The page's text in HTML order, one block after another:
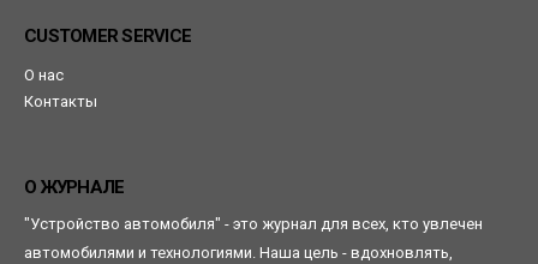
CUSTOMER SERVICE
О нас
Контакты
О ЖУРНАЛЕ
"Устройство автомобиля" - это журнал для всех, кто увлечен
автомобилями и технологиями. Наша цель - вдохновлять,